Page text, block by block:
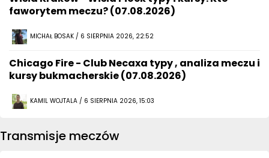
faworytem meczu? (07.08.2026)
MICHAŁ BOSAK / 6 SIERPNIA 2026, 22:52
Chicago Fire - Club Necaxa typy , analiza meczu i
kursy bukmacherskie (07.08.2026)
KAMIL WOJTALA / 6 SIERPNIA 2026, 15:03
Transmisje meczów